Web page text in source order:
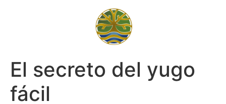
El secreto del yugo
fácil